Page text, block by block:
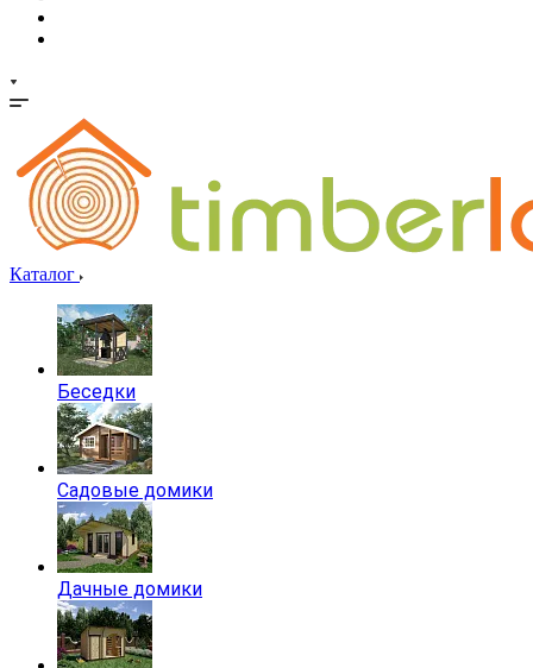
Каталог
Беседки
Садовые домики
Дачные домики